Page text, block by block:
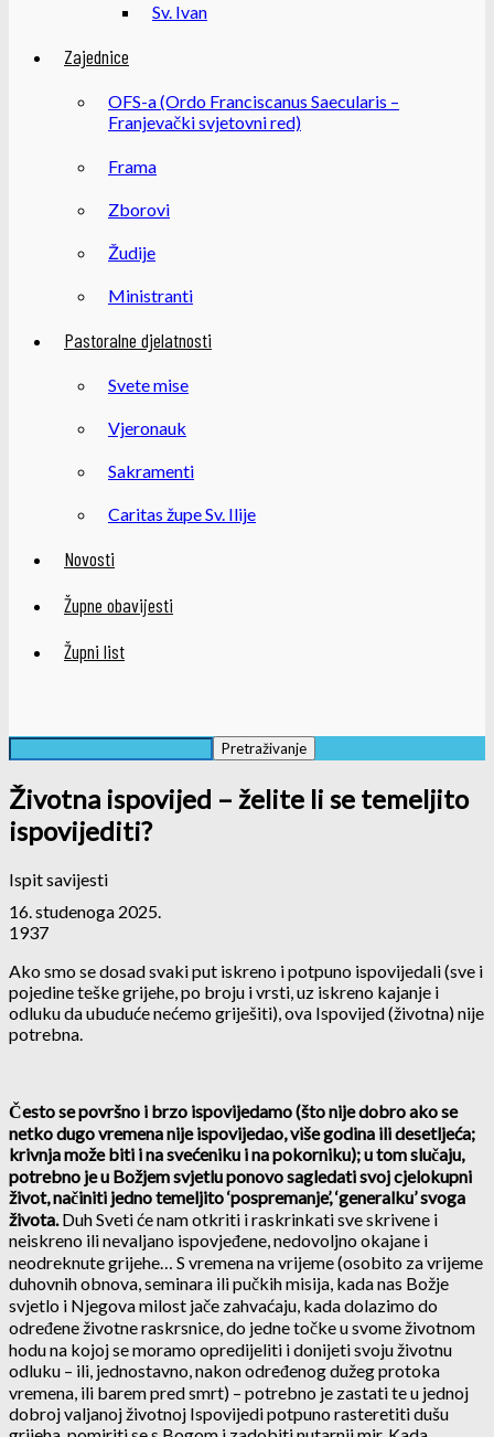
Sv. Ivan
Zajednice
OFS-a (Ordo Franciscanus Saecularis –
Franjevački svjetovni red)
Frama
Zborovi
Žudije
Ministranti
Pastoralne djelatnosti
Svete mise
Vjeronauk
Sakramenti
Caritas župe Sv. Ilije
Novosti
Župne obavijesti
Župni list
Životna ispovijed – želite li se temeljito
ispovijediti?
Ispit savijesti
16. studenoga 2025.
1937
Ako smo se dosad svaki put iskreno i potpuno ispovijedali (sve i
pojedine teške grijehe, po broju i vrsti, uz iskreno kajanje i
odluku da ubuduće nećemo griješiti), ova Ispovijed (životna) nije
potrebna.
Često se površno i brzo ispovijedamo (što nije dobro ako se
netko dugo vremena nije ispovijedao, više godina ili desetljeća;
krivnja može biti i na svećeniku i na pokorniku); u tom slučaju,
potrebno je u Božjem svjetlu ponovo sagledati svoj cjelokupni
život, načiniti jedno temeljito ‘pospremanje’, ‘generalku’ svoga
života.Duh Sveti će nam otkriti i raskrinkati sve skrivene i
neiskreno ili nevaljano ispovjeđene, nedovoljno okajane i
neodreknute grijehe… S vremena na vrijeme (osobito za vrijeme
duhovnih obnova, seminara ili pučkih misija, kada nas Božje
svjetlo i Njegova milost jače zahvaćaju, kada dolazimo do
određene životne raskrsnice, do jedne točke u svome životnom
hodu na kojoj se moramo opredijeliti i donijeti svoju životnu
odluku – ili, jednostavno, nakon određenog dužeg protoka
vremena, ili barem pred smrt) – potrebno je zastati te u jednoj
dobroj valjanoj životnoj Ispovijedi potpuno rasteretiti dušu